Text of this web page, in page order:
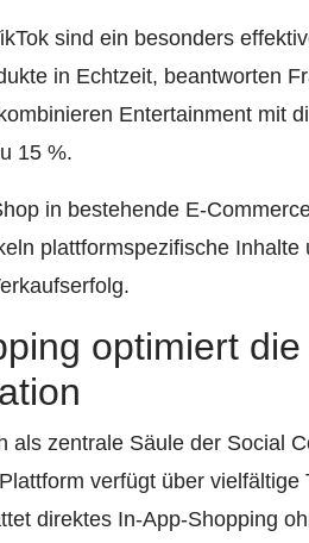
sind ein besonders
in Echtzeit, beantworten
Entertainment mit
15 %.
in bestehende E-
plattformspezifische Inhalte
optimiert
als zentrale Säule der Social
verfügt über
direktes In-App-Shopping